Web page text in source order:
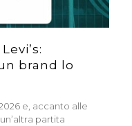
brand lo
e, accanto alle
partita